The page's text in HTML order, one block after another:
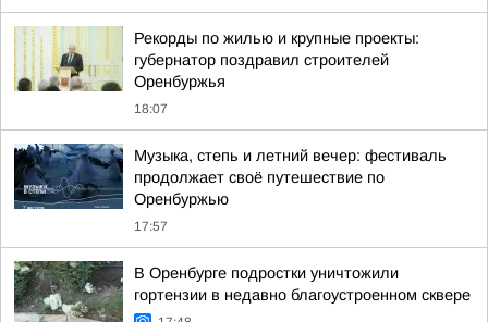
Рекорды по жилью и крупные проекты:
губернатор поздравил строителей
Оренбуржья
18:07
Музыка, степь и летний вечер: фестиваль
продолжает своё путешествие по
Оренбуржью
17:57
В Оренбурге подростки уничтожили
гортензии в недавно благоустроенном сквере